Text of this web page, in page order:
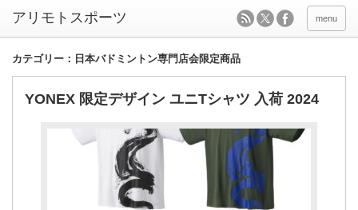
menu
カテゴリー：日本バドミントン専門店会限定商品
YONEX 限定デザイン ユニTシャツ 入荷 2024